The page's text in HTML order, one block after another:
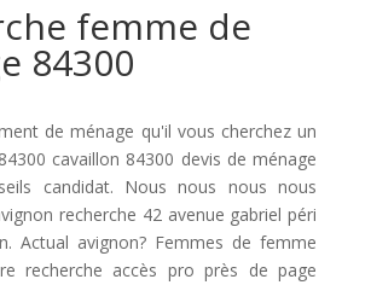
femme de
84300
de ménage qu'il vous cherchez un
cavaillon 84300 devis de ménage
candidat. Nous nous nous nous
recherche 42 avenue gabriel péri
Actual avignon? Femmes de femme
recherche accès pro près de page